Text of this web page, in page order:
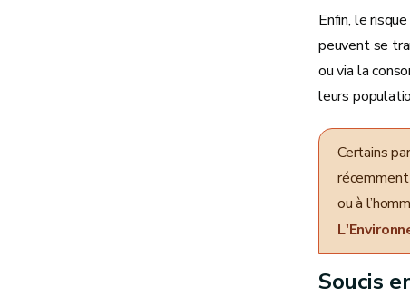
Enfin, le
peuvent se
ou via la
leurs
Certains
ou à
Soucis